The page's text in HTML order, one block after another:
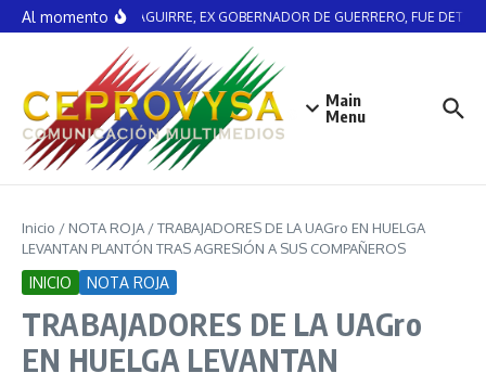
Saltar al contenido
Al momentoÁNGEL AGUIRRE, EX GOBERNADOR DE GUERRERO, FUE
Main
Menu
Inicio / NOTA ROJA /TRABAJADORES DE LA UAGro EN HUELGA
LEVANTAN PLANTÓN TRAS AGRESIÓN A SUS COMPAÑEROS
INICIO NOTA ROJA
TRABAJADORES DE LA UAGro
EN HUELGA LEVANTAN